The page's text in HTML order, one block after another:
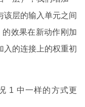
该层的输入单元之间
效果在新动作刚加
入的连接上的权重初
1 中一样的方式更